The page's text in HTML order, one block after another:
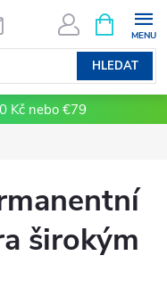
HLEDAT
NÁKUPNÍ
KOŠÍK
Kč nebo €79
širokým